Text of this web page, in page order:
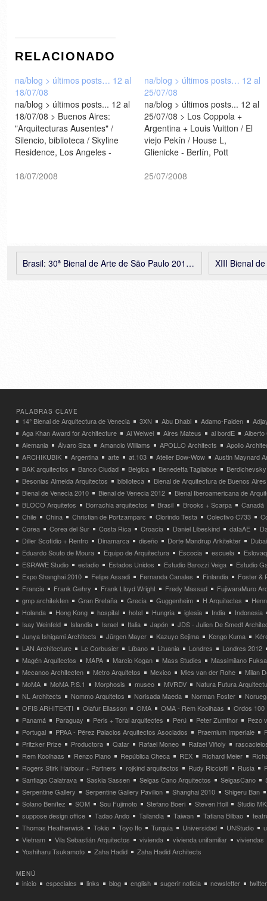
RELACIONADO
na/blog > últimos posts… 12 al
18/07/08
na/blog > últimos posts... 12 al
18/07/08 > Buenos Aires:
"Arquitecturas Ausentes" /
Silencio, biblioteca / Skyline
Residence, Los Angeles -
18/07/2008
na/blog > últimos posts… 12 al
25/07/08
na/blog > últimos posts... 12 al
25/07/08 > Los Coppola +
Argentina + Louis Vuitton / El
viejo Pekín / House L,
Glienicke - Berlín, Pott
25/07/2008
XIII Bienal de
Brasil: 30ª Bienal de Arte de São Paulo 2012, La inminencia de las poéticas
PALABRAS CLAVE
14° Bienal de Arquitectura de Venecia 3XN Abu Dhabi Adamo-Faiden
Aga Khan Award for Architecture
Ai Weiwei Aires Mateus al bordE
Alberto
Alemania
Álvaro Siza Amancio Williams APOLLO Architects
Apollo
ARCHIKUBIK
Argentina arte at.103 Atelier Bow-Wow
Austin Maynard
BAK arquitectos
Banco Ciudad Belgica Benedetta Tagliabue
Besonias Almeida Arquitectos
biblioteca
Bienal de Arquitectura de Buenos Aires
Bienal de Venecia 2010
Bienal de Venecia 2012
Bienal Iberoamericana de
BLOCO Arquitetos
Borrachia arquitectos Brasil Brooks + Scarpa
Canadá
Chile
China Christian de Portzamparc Clorindo Testa Colectivo C733
Corea
Corea del Sur Costa Rica Croacia Daniel Libeskind dataAE
Diller Scofidio + Renfro
Dinamarca diseño Dorte Mandrup Arkitekter
Dubai
Eduardo Souto de Moura
Equipo de Arquitectura Escocia escuela
ESRAWE Studio
estadio Estados Unidos Estudio Barozzi Veiga
Estudio
Expo Shanghai 2010
Felipe Assadi Fernanda Canales Finlandia
Foster &
Francia
Frank Gehry Frank Lloyd Wright Fredy Massad
FujiwaraMuro
gmp architekten
Gran Bretaña Grecia Guggenheim H Arquitectes
Holanda
Hong Kong hospital hotel Hungria iglesia India
Indonesia
Isay Weinfeld
Islandia Israel Italia Japón
JDS - Julien De Smedt
Junya Ishigami Architects
Jürgen Mayer Kazuyo Sejima Kengo Kuma
LAN Architecture
Le Corbusier Líbano Lituania Londres
Londres 2012
Magén Arquitectos
MAPA Marcio Kogan Mass Studies
Massimilano
Mecanoo Architecten
Metro Arquitetos Mexico Mies van der Rohe
Milan
MoMA
MoMA P.S.1 Morphosis museo MVRDV
Natura Futura
NL Architects
Nommo Arquitetos Norisada Maeda Norman Foster
OFIS ARHITEKTI
Olafur Eliasson OMA OMA - Rem Koolhaas
Ordos 100
Panamá
Paraguay Peris + Toral arquitectes Perú Peter Zumthor
Pezo
Portugal
PPAA - Pérez Palacios Arquitectos Asociados Praemium Imperiale
Pritzker Prize
Productora Qatar Rafael Moneo Rafael Viñoly
Rem Koolhaas
Renzo Piano República Checa REX Richard Meier
Rogers Stirk Harbour + Partners
rojkind arquitectos Rudy Ricciotti Rusia
Santiago Calatrava
Saskia Sassen Selgas Cano Arquitectos SelgasCano
Serpentine Gallery
Serpentine Gallery Pavilion Shanghai 2010
Shigeru Ban
Solano Benítez
SOM Sou Fujimoto Stefano Boeri Steven Holl
Studio
suppose design office
Tadao Ando Tailandia Taiwan Tatiana Bilbao
Thomas Heatherwick
Tokio Toyo Ito Turquia Universidad UNStudio
Vietnam
Vila Sebastián Arquitectos vivienda vivienda unifamiliar
viviendas
Yoshiharu Tsukamoto
Zaha Hadid Zaha Hadid Architects
MENÚ
inicio especiales links blog english sugerir noticia newsletter twitter